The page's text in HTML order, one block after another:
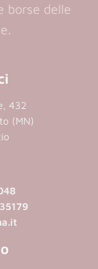
borse delle
432
(MN)